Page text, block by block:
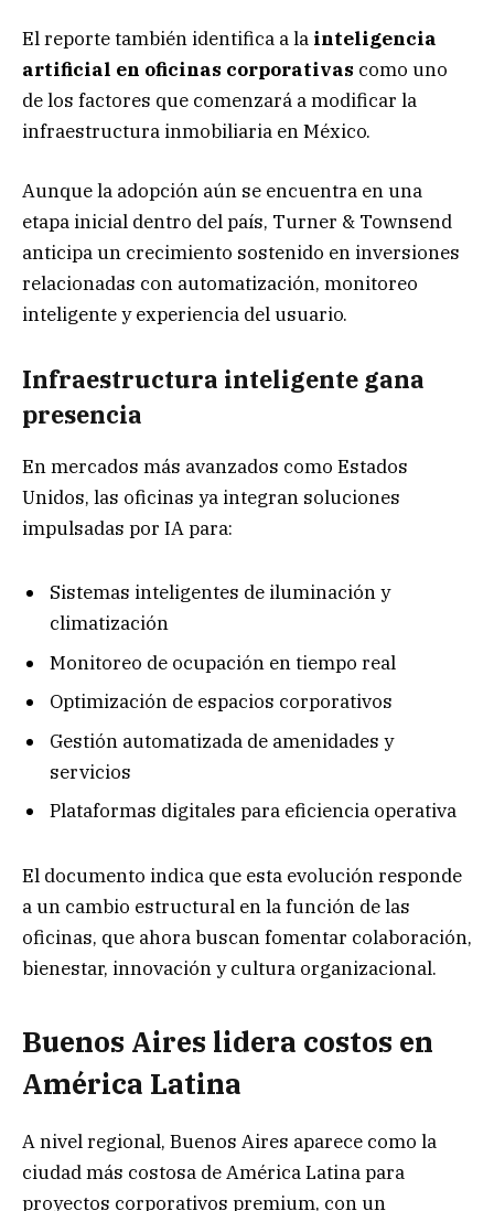
El reporte también identifica a la inteligencia
artificial en oficinas corporativas como uno
de los factores que comenzará a modificar la
infraestructura inmobiliaria en México.
Aunque la adopción aún se encuentra en una
etapa inicial dentro del país, Turner & Townsend
anticipa un crecimiento sostenido en inversiones
relacionadas con automatización, monitoreo
inteligente y experiencia del usuario.
Infraestructura inteligente gana
presencia
En mercados más avanzados como Estados
Unidos, las oficinas ya integran soluciones
impulsadas por IA para:
Sistemas inteligentes de iluminación y
climatización
Monitoreo de ocupación en tiempo real
Optimización de espacios corporativos
Gestión automatizada de amenidades y
servicios
Plataformas digitales para eficiencia operativa
El documento indica que esta evolución responde
a un cambio estructural en la función de las
oficinas, que ahora buscan fomentar colaboración,
bienestar, innovación y cultura organizacional.
Buenos Aires lidera costos en
América Latina
A nivel regional, Buenos Aires aparece como la
ciudad más costosa de América Latina para
proyectos corporativos premium, con un